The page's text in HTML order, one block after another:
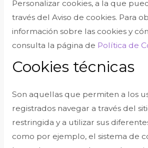
Personalizar cookies, a la que
través del Aviso de cookies. Para
información sobre las cookies y
consulta la página de Política de
Cookies técnicas
Son aquellas que permiten a los
registrados navegar a través del
restringida y a utilizar sus
como por ejemplo, el sistema de